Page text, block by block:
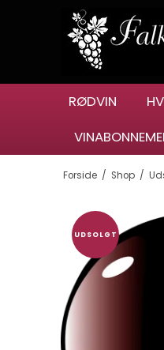
RØDVIN
Forside / Shop /
UDSOLGT